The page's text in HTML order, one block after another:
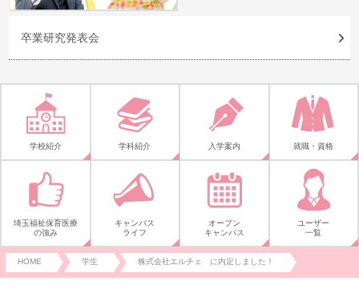
卒業研究発表会
学校紹介 学科紹介 入学案内 就職・資格
埼玉福祉保育医療
の強み
キャンパス
ライフ
オープン
キャンパス
ユーザー
一覧
HOME 学生 株式会社エルチェ に内定しました！